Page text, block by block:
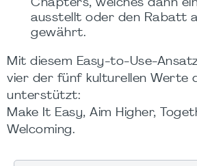
Chapters, welches dann
ausstellt oder den Rabatt
gewährt.
Mit diesem Easy-to-Use-
vier der fünf kulturellen Werte
unterstützt:
Make It Easy, Aim Higher,
Welcoming.